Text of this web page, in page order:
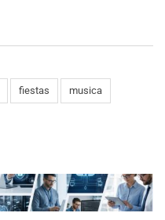
fiestas musica